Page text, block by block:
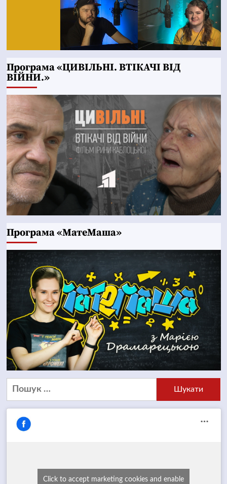
Програма «ЦИВІЛЬНІ. ВТІКАЧІ ВІД
ВІЙНИ.»
Програма «МатеМаша»
Пошук:
Click to accept marketing cookies and enable